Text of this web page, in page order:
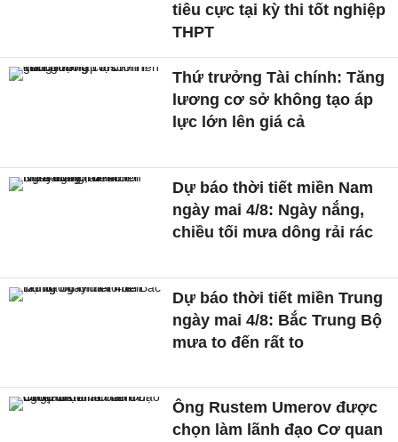
tiêu cực tại kỳ thi tốt nghiệp
THPT
Thứ trưởng Tài chính: Tăng
lương cơ sở không tạo áp
lực lớn lên giá cả
Dự báo thời tiết miền Nam
ngày mai 4/8: Ngày nắng,
chiều tối mưa dông rải rác
Dự báo thời tiết miền Trung
ngày mai 4/8: Bắc Trung Bộ
mưa to đến rất to
Ông Rustem Umerov được
chọn làm lãnh đạo Cơ quan